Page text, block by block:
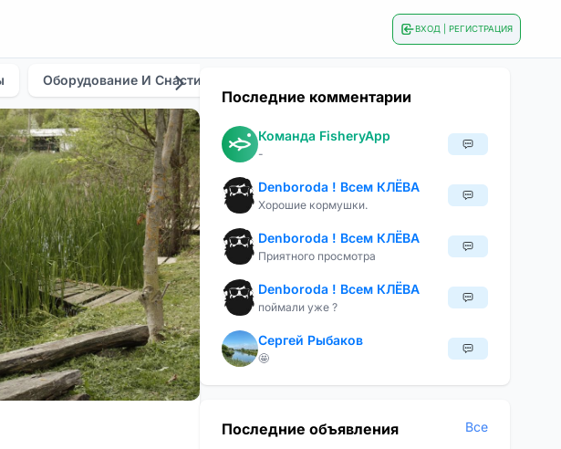
ВХОД | РЕГИСТРАЦИЯ
Оборудование И Снасти
Последние комментарии
Команда FisheryApp
-
Denboroda ! Всем КЛЁВА
Хорошие кормушки.
Denboroda ! Всем КЛЁВА
Приятного просмотра
Denboroda ! Всем КЛЁВА
поймали уже ?
Сергей Рыбаков
🤩
Последние объявления Все